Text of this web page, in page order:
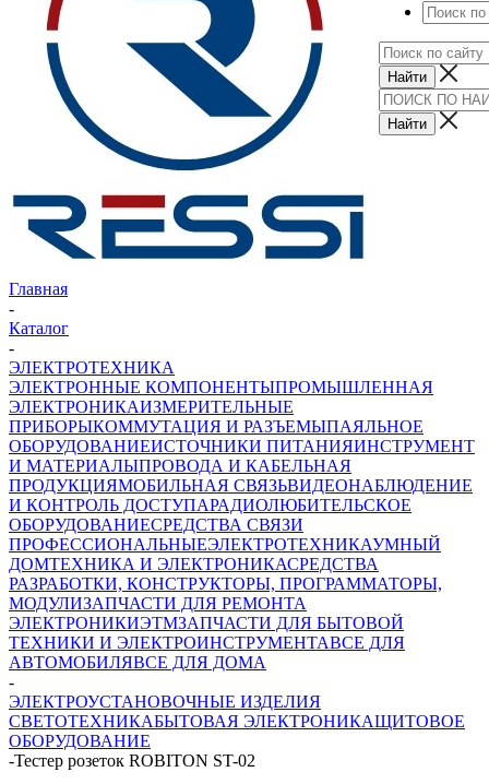
Главная
-
Каталог
-
ЭЛЕКТРОТЕХНИКА
ЭЛЕКТРОННЫЕ КОМПОНЕНТЫПРОМЫШЛЕННАЯ
ЭЛЕКТРОНИКАИЗМЕРИТЕЛЬНЫЕ
ПРИБОРЫКОММУТАЦИЯ И РАЗЪЕМЫПАЯЛЬНОЕ
ОБОРУДОВАНИЕИСТОЧНИКИ ПИТАНИЯИНСТРУМЕНТ
И МАТЕРИАЛЫПРОВОДА И КАБЕЛЬНАЯ
ПРОДУКЦИЯМОБИЛЬНАЯ СВЯЗЬВИДЕОНАБЛЮДЕНИЕ
И КОНТРОЛЬ ДОСТУПАРАДИОЛЮБИТЕЛЬСКОЕ
ОБОРУДОВАНИЕСРЕДСТВА СВЯЗИ
ПРОФЕССИОНАЛЬНЫЕЭЛЕКТРОТЕХНИКАУМНЫЙ
ДОМТЕХНИКА И ЭЛЕКТРОНИКАСРЕДСТВА
РАЗРАБОТКИ, КОНСТРУКТОРЫ, ПРОГРАММАТОРЫ,
МОДУЛИЗАПЧАСТИ ДЛЯ РЕМОНТА
ЭЛЕКТРОНИКИЭТМЗАПЧАСТИ ДЛЯ БЫТОВОЙ
ТЕХНИКИ И ЭЛЕКТРОИНСТРУМЕНТАВСЕ ДЛЯ
АВТОМОБИЛЯВСЕ ДЛЯ ДОМА
-
ЭЛЕКТРОУСТАНОВОЧНЫЕ ИЗДЕЛИЯ
СВЕТОТЕХНИКАБЫТОВАЯ ЭЛЕКТРОНИКАЩИТОВОЕ
ОБОРУДОВАНИЕ
-Тестер розеток ROBITON ST-02